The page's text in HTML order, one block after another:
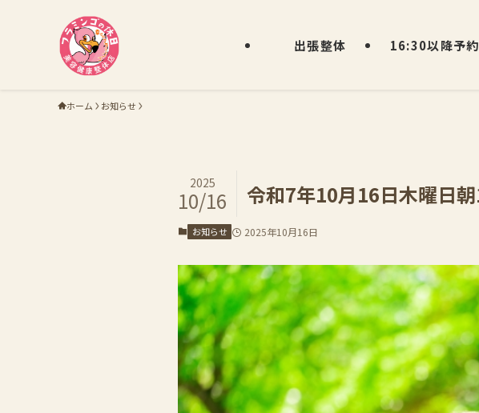
出張整体 16:30以降予
ホーム お知らせ
令和7年10月16日木曜日
2025
10/16
お知らせ 2025年10月16日